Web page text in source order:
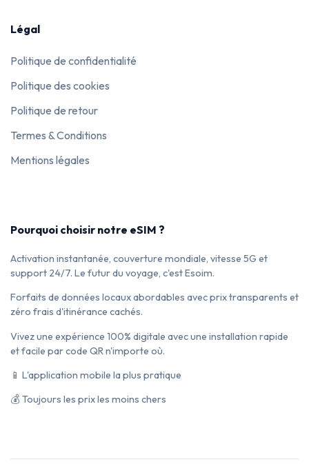
Légal
Politique de confidentialité
Politique des cookies
Politique de retour
Termes & Conditions
Mentions légales
Pourquoi choisir notre eSIM ?
Activation instantanée, couverture mondiale, vitesse 5G et
support 24/7. Le futur du voyage, c'est Esoim.
Forfaits de données locaux abordables avec prix transparents et
zéro frais d'itinérance cachés.
Vivez une expérience 100% digitale avec une installation rapide
et facile par code QR n'importe où.
📱 L'application mobile la plus pratique
💰 Toujours les prix les moins chers